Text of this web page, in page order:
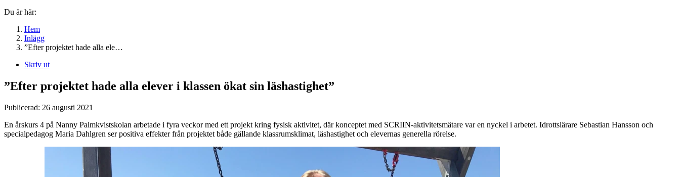
Du är här:
Hem
Inlägg
”Efter projektet hade alla ele…
Skriv ut
”Efter projektet hade alla elever i klassen ökat sin läshastighet”
Publicerad: 26 augusti 2021
En årskurs 4 på Nanny Palmkvistskolan arbetade i fyra veckor med ett projekt kring fysisk aktivitet, där konceptet med SCRIIN-aktivitetsmätare var en nyckel i arbetet. Idrottslärare Sebastian Hansson och
specialpedagog Maria Dahlgren ser positiva effekter från projektet både gällande klassrumsklimat, läshastighet och elevernas generella rörelse.